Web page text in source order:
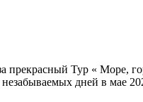
прекрасный Тур « Море,
дней в мае